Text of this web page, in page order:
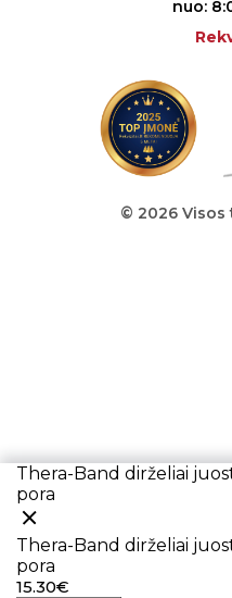
nuo:
© 2026 Visos
Thera-Band dirželiai
pora
Thera-Band dirželiai
pora
15.30€